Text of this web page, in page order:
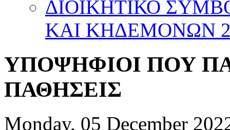
ΔΙΟΙΚΗΤΙΚΟ
ΚΑΙ ΚΗΔΕΜΟΝΩΝ
ΥΠΟΨΗΦΙΟΙ ΠΟΥ
ΠΑΘΗΣΕΙΣ
Monday, 05 December